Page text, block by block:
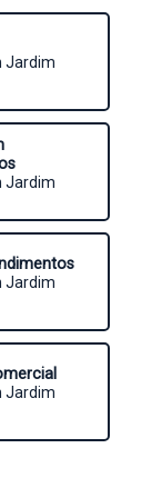
Jardim
Jardim
Jardim
Jardim